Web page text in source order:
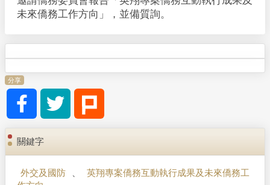
e
未來僑務工作方向」，並備質詢。
分享
關鍵字
外交及國防 、
英翔專案僑務互動執行成果及未來僑務工